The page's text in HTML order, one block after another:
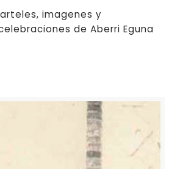
imagenes y
de Aberri Eguna